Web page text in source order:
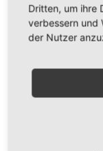
anbieten und
vielleicht
hinzukommt.
an andere
freiwillig dazu
Dritten, um ihre
verbessern und
der Nutzer